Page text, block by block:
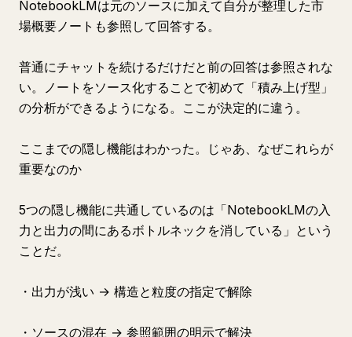
NotebookLMは元のソースに加えて自分が整理した市
場概要ノートも参照して回答する。
普通にチャットを続けるだけだと前の回答は参照されな
い。ノートをソース化することで初めて「積み上げ型」
の分析ができるようになる。ここが決定的に違う。
ここまでの隠し機能はわかった。じゃあ、なぜこれらが
重要なのか
5つの隠し機能に共通しているのは「NotebookLMの入
力と出力の間にあるボトルネックを消している」という
ことだ。
・出力が浅い → 構造と粒度の指定で解除
・ソースの混在 → 参照範囲の明示で解決